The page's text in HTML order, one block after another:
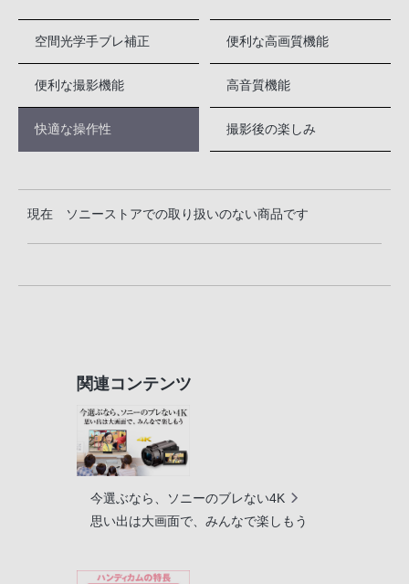
空間光学手ブレ補正 便利な高画質機能
便利な撮影機能 高音質機能
快適な操作性 撮影後の楽しみ
現在 ソニーストアでの取り扱いのない商品です
関連コンテンツ
今選ぶなら、ソニーのブレない4K
思い出は大画面で、みんなで楽しもう